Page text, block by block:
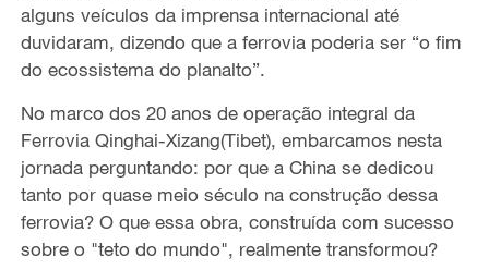
e
o
alguns veículos da imprensa internacional até
duvidaram, dizendo que a ferrovia poderia ser “o fim
do ecossistema do planalto”.
No marco dos 20 anos de operação integral da
Ferrovia Qinghai-Xizang(Tibet), embarcamos nesta
jornada perguntando: por que a China se dedicou
tanto por quase meio século na construção dessa
ferrovia? O que essa obra, construída com sucesso
sobre o "teto do mundo", realmente transformou?